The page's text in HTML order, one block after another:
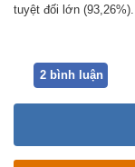
tuyệt đối lớn (93,26%).
2 bình luận